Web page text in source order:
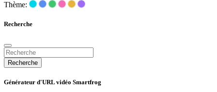
Thème:
Recherche
Recherche
Générateur d'URL vidéo Smartfrog